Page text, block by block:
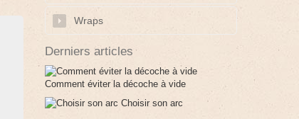
Wraps
Derniers articles
Comment éviter la décoche à vide
Choisir son arc